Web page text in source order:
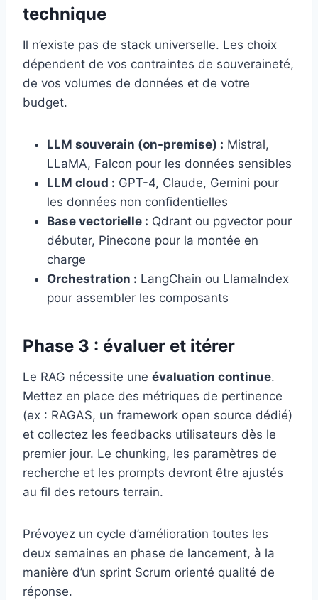
technique
Il n’existe pas de stack universelle. Les choix
dépendent de vos contraintes de souveraineté,
de vos volumes de données et de votre
budget.
LLM souverain (on-premise) : Mistral,
LLaMA, Falcon pour les données sensibles
LLM cloud : GPT-4, Claude, Gemini pour
les données non confidentielles
Base vectorielle : Qdrant ou pgvector pour
débuter, Pinecone pour la montée en
charge
Orchestration : LangChain ou LlamaIndex
pour assembler les composants
Phase 3 : évaluer et itérer
Le RAG nécessite une évaluation continue.
Mettez en place des métriques de pertinence
(ex : RAGAS, un framework open source dédié)
et collectez les feedbacks utilisateurs dès le
premier jour. Le chunking, les paramètres de
recherche et les prompts devront être ajustés
au fil des retours terrain.
Prévoyez un cycle d’amélioration toutes les
deux semaines en phase de lancement, à la
manière d’un sprint Scrum orienté qualité de
réponse.